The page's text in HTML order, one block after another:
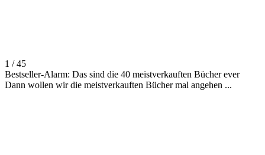
1 / 45
Bestseller-Alarm: Das sind die 40 meistverkauften Bücher ever
Dann wollen wir die meistverkauften Bücher mal angehen ...